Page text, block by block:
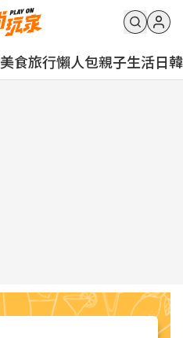
美食旅行懶人包親子生活日韓